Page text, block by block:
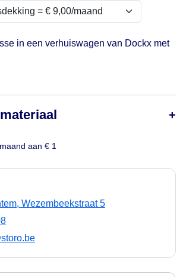
in een verhuiswagen van Dockx met
aan € 1
Wezembeekstraat 5